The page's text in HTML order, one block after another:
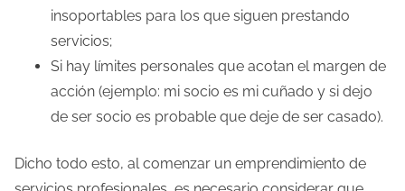
insoportables para los que siguen prestando
servicios;
Si hay límites personales que acotan el margen de
acción (ejemplo: mi socio es mi cuñado y si dejo
de ser socio es probable que deje de ser casado).
Dicho todo esto, al comenzar un emprendimiento de